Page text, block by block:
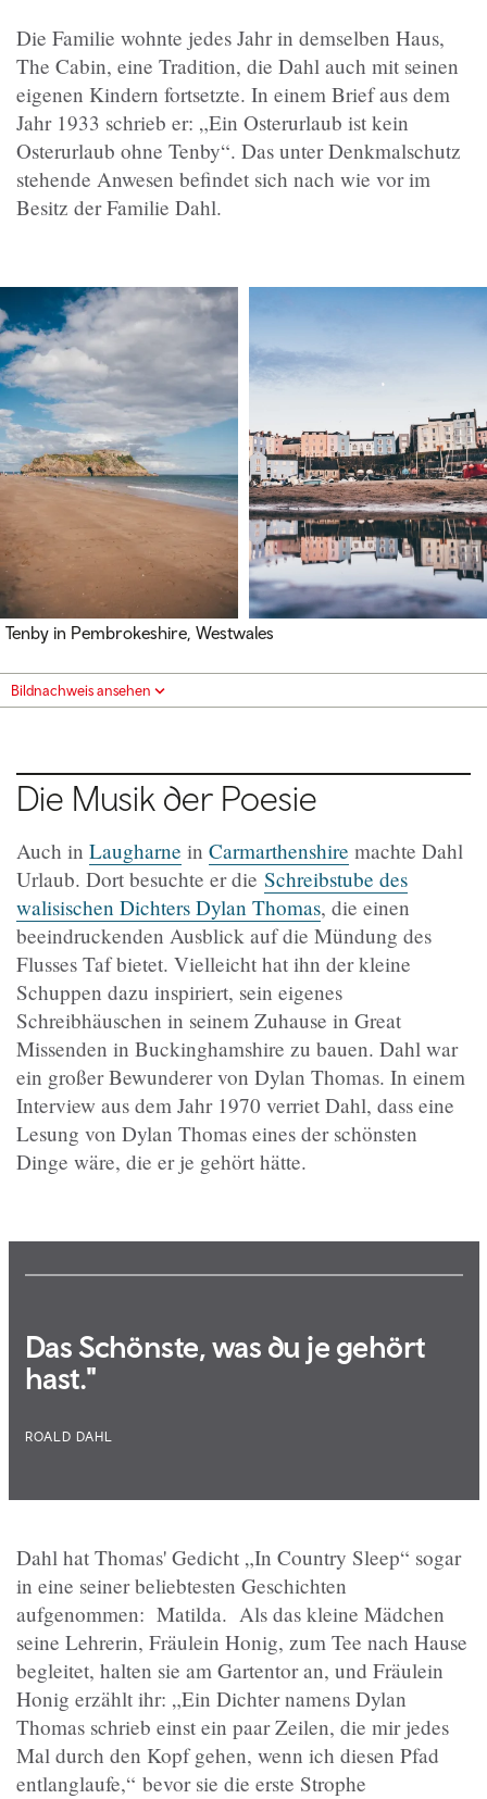
Die Familie wohnte jedes Jahr in demselben Haus,
The Cabin, eine Tradition, die Dahl auch mit seinen
eigenen Kindern fortsetzte. In einem Brief aus dem
Jahr 1933 schrieb er: „Ein Osterurlaub ist kein
Osterurlaub ohne Tenby“. Das unter Denkmalschutz
stehende Anwesen befindet sich nach wie vor im
Besitz der Familie Dahl.
Tenby in Pembrokeshire, Westwales
Bildnachweis ansehen
Die Musik der Poesie
Auch in Laugharne in Carmarthenshire machte Dahl
Urlaub. Dort besuchte er die Schreibstube des
walisischen Dichters Dylan Thomas, die einen
beeindruckenden Ausblick auf die Mündung des
Flusses Taf bietet. Vielleicht hat ihn der kleine
Schuppen dazu inspiriert, sein eigenes
Schreibhäuschen in seinem Zuhause in Great
Missenden in Buckinghamshire zu bauen. Dahl war
ein großer Bewunderer von Dylan Thomas. In einem
Interview aus dem Jahr 1970 verriet Dahl, dass eine
Lesung von Dylan Thomas eines der schönsten
Dinge wäre, die er je gehört hätte.
Das Schönste, was du je gehört
hast."
ROALD DAHL
Dahl hat Thomas' Gedicht „In Country Sleep“ sogar
in eine seiner beliebtesten Geschichten
aufgenommen: Matilda. Als das kleine Mädchen
seine Lehrerin, Fräulein Honig, zum Tee nach Hause
begleitet, halten sie am Gartentor an, und Fräulein
Honig erzählt ihr: „Ein Dichter namens Dylan
Thomas schrieb einst ein paar Zeilen, die mir jedes
Mal durch den Kopf gehen, wenn ich diesen Pfad
entlanglaufe,“ bevor sie die erste Strophe